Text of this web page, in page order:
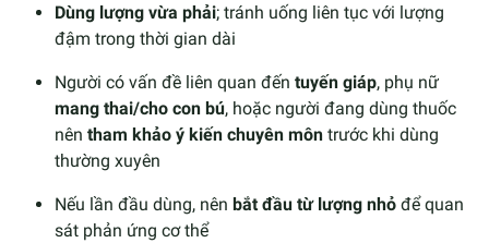
Dùng lượng vừa phải; tránh uống liên tục với lượng
đậm trong thời gian dài
Người có vấn đề liên quan đến tuyến giáp, phụ nữ
mang thai/cho con bú, hoặc người đang dùng thuốc
nên tham khảo ý kiến chuyên môn trước khi dùng
thường xuyên
Nếu lần đầu dùng, nên bắt đầu từ lượng nhỏ để quan
sát phản ứng cơ thể